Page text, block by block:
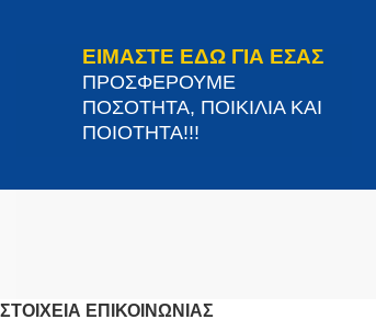
ΕΙΜΑΣΤΕ ΕΔΩ ΓΙΑ ΕΣΑΣ
ΠΡΟΣΦΕΡΟΥΜΕ
ΠΟΣΟΤΗΤΑ, ΠΟΙΚΙΛΙΑ ΚΑΙ
ΠΟΙΟΤΗΤΑ!!!
ΣΤΟΙΧΕΊΑ ΕΠΙΚΟΙΝΩΝΊΑΣ